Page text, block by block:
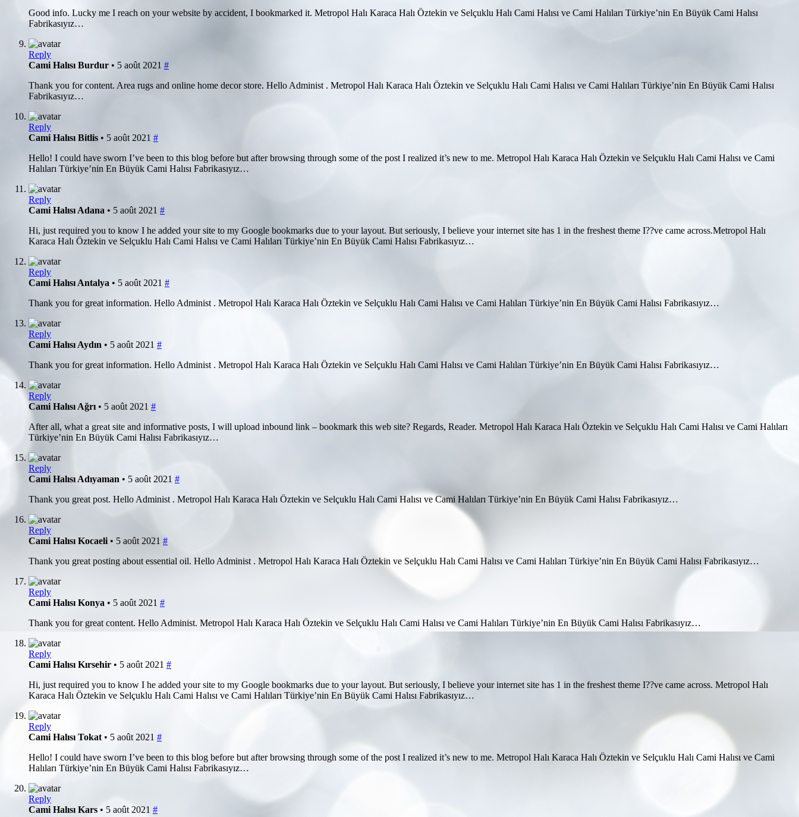
Good info. Lucky me I reach on your website by accident, I bookmarked it. Metropol Halı Karaca Halı Öztekin ve Selçuklu Halı Cami Halısı ve Cami Halıları Türkiye’nin En Büyük Cami Halısı
Fabrikasıyız…
Reply
Cami Halısı Burdur • 5 août 2021 #
Thank you for content. Area rugs and online home decor store. Hello Administ . Metropol Halı Karaca Halı Öztekin ve Selçuklu Halı Cami Halısı ve Cami Halıları Türkiye’nin En Büyük Cami Halısı
Fabrikasıyız…
Reply
Cami Halısı Bitlis • 5 août 2021 #
Hello! I could have sworn I’ve been to this blog before but after browsing through some of the post I realized it’s new to me. Metropol Halı Karaca Halı Öztekin ve Selçuklu Halı Cami Halısı ve Cami
Halıları Türkiye’nin En Büyük Cami Halısı Fabrikasıyız…
Reply
Cami Halısı Adana • 5 août 2021 #
Hi, just required you to know I he added your site to my Google bookmarks due to your layout. But seriously, I believe your internet site has 1 in the freshest theme I??ve came across.Metropol Halı
Karaca Halı Öztekin ve Selçuklu Halı Cami Halısı ve Cami Halıları Türkiye’nin En Büyük Cami Halısı Fabrikasıyız…
Reply
Cami Halısı Antalya • 5 août 2021 #
Thank you for great information. Hello Administ . Metropol Halı Karaca Halı Öztekin ve Selçuklu Halı Cami Halısı ve Cami Halıları Türkiye’nin En Büyük Cami Halısı Fabrikasıyız…
Reply
Cami Halısı Aydın • 5 août 2021 #
Thank you for great information. Hello Administ . Metropol Halı Karaca Halı Öztekin ve Selçuklu Halı Cami Halısı ve Cami Halıları Türkiye’nin En Büyük Cami Halısı Fabrikasıyız…
Reply
Cami Halısı Ağrı • 5 août 2021 #
After all, what a great site and informative posts, I will upload inbound link – bookmark this web site? Regards, Reader. Metropol Halı Karaca Halı Öztekin ve Selçuklu Halı Cami Halısı ve Cami Halıları
Türkiye’nin En Büyük Cami Halısı Fabrikasıyız…
Reply
Cami Halısı Adıyaman • 5 août 2021 #
Thank you great post. Hello Administ . Metropol Halı Karaca Halı Öztekin ve Selçuklu Halı Cami Halısı ve Cami Halıları Türkiye’nin En Büyük Cami Halısı Fabrikasıyız…
Reply
Cami Halısı Kocaeli • 5 août 2021 #
Thank you great posting about essential oil. Hello Administ . Metropol Halı Karaca Halı Öztekin ve Selçuklu Halı Cami Halısı ve Cami Halıları Türkiye’nin En Büyük Cami Halısı Fabrikasıyız…
Reply
Cami Halısı Konya • 5 août 2021 #
Thank you for great content. Hello Administ. Metropol Halı Karaca Halı Öztekin ve Selçuklu Halı Cami Halısı ve Cami Halıları Türkiye’nin En Büyük Cami Halısı Fabrikasıyız…
Reply
Cami Halısı Kırsehir • 5 août 2021 #
Hi, just required you to know I he added your site to my Google bookmarks due to your layout. But seriously, I believe your internet site has 1 in the freshest theme I??ve came across. Metropol Halı
Karaca Halı Öztekin ve Selçuklu Halı Cami Halısı ve Cami Halıları Türkiye’nin En Büyük Cami Halısı Fabrikasıyız…
Reply
Cami Halısı Tokat • 5 août 2021 #
Hello! I could have sworn I’ve been to this blog before but after browsing through some of the post I realized it’s new to me. Metropol Halı Karaca Halı Öztekin ve Selçuklu Halı Cami Halısı ve Cami
Halıları Türkiye’nin En Büyük Cami Halısı Fabrikasıyız…
Reply
Cami Halısı Kars • 5 août 2021 #